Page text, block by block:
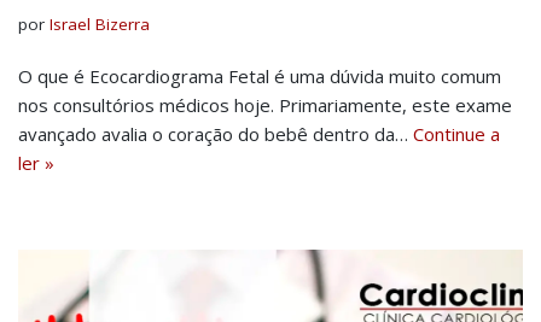
por Israel Bizerra
O que é Ecocardiograma Fetal é uma dúvida muito comum
nos consultórios médicos hoje. Primariamente, este exame
avançado avalia o coração do bebê dentro da… Continue a
ler »